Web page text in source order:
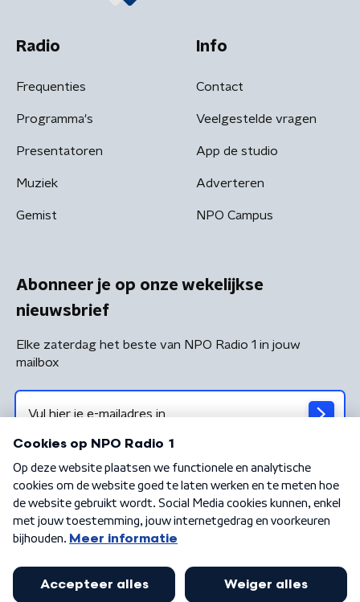
Radio
Frequenties
Programma's
Presentatoren
Muziek
Gemist
Info
Contact
Veelgestelde vragen
App de studio
Adverteren
NPO Campus
Abonneer je op onze wekelijkse
nieuwsbrief
Elke zaterdag het beste van NPO Radio 1 in jouw
mailbox
Algemene voorwaarden